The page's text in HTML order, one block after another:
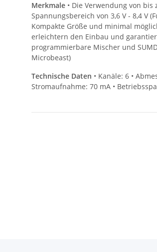
Merkmale • Die Verwendung von
Spannungsbereich von 3,6 V - 8,4 V
Kompakte Größe und minimal
erleichtern den Einbau und
programmierbare Mischer und
Microbeast)
Technische Daten • Kanäle: 6 •
Stromaufnahme: 70 mA •